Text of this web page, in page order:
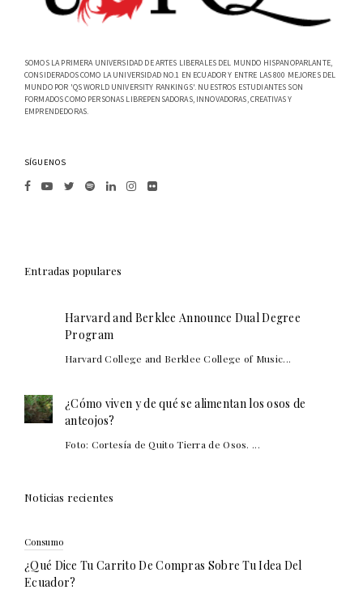
SOMOS LA PRIMERA UNIVERSIDAD DE ARTES LIBERALES DEL MUNDO HISPANOPARLANTE,
CONSIDERADOS COMO LA UNIVERSIDAD NO.1 EN ECUADOR Y ENTRE LAS 800 MEJORES DEL
MUNDO POR 'QS WORLD UNIVERSITY RANKINGS'. NUESTROS ESTUDIANTES SON
FORMADOS COMO PERSONAS LIBREPENSADORAS, INNOVADORAS, CREATIVAS Y
EMPRENDEDORAS.
SÍGUENOS
Entradas populares
Harvard and Berklee Announce Dual Degree
Program
Harvard College and Berklee College of Music...
¿Cómo viven y de qué se alimentan los osos de
anteojos?
Foto: Cortesía de Quito Tierra de Osos. ...
Noticias recientes
Consumo
¿Qué Dice Tu Carrito De Compras Sobre Tu Idea Del
Ecuador?